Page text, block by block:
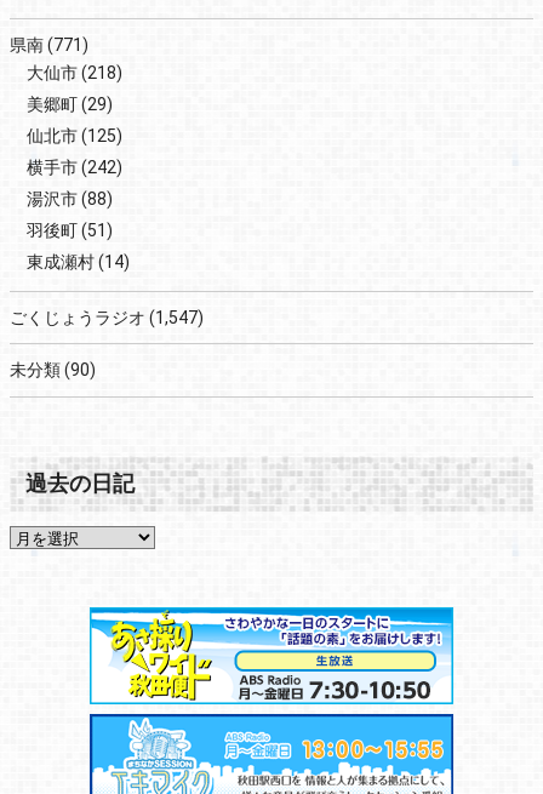
県南(771)
大仙市(218)
美郷町(29)
仙北市(125)
横手市(242)
湯沢市(88)
羽後町(51)
東成瀬村(14)
ごくじょうラジオ (1,547)
未分類(90)
過去の日記